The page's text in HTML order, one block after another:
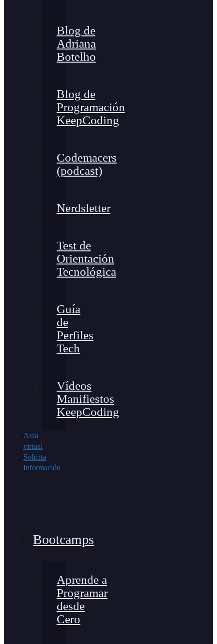
Blog de
Adriana
Botelho
Blog de
Programación
KeepCoding
Codemacers
(podcast)
Nerdsletter
Test de
Orientación
Tecnológica
Guía
de
Perfiles
Tech
Vídeos
Manifiestos
KeepCoding
Aula
virtual
Solicita
Información
Bootcamps
Aprende a
Programar
desde
Cero